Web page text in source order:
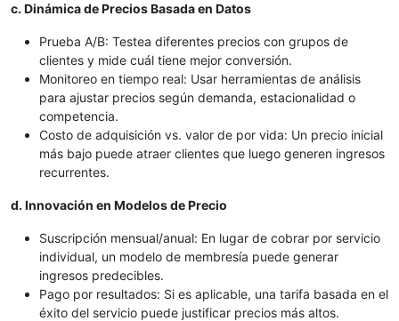
c. Dinámica de Precios Basada en Datos
Prueba A/B: Testea diferentes precios con grupos de
clientes y mide cuál tiene mejor conversión.
Monitoreo en tiempo real: Usar herramientas de análisis
para ajustar precios según demanda, estacionalidad o
competencia.
Costo de adquisición vs. valor de por vida: Un precio inicial
más bajo puede atraer clientes que luego generen ingresos
recurrentes.
d. Innovación en Modelos de Precio
Suscripción mensual/anual: En lugar de cobrar por servicio
individual, un modelo de membresía puede generar
ingresos predecibles.
Pago por resultados: Si es aplicable, una tarifa basada en el
éxito del servicio puede justificar precios más altos.